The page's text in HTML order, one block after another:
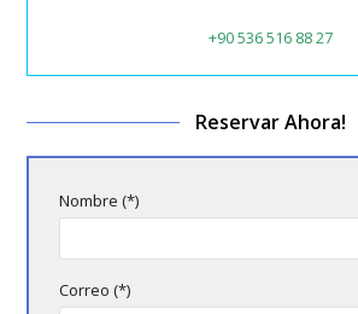
+90 536 516 88 27
Reservar Ahora!
Nombre (*)
Correo (*)